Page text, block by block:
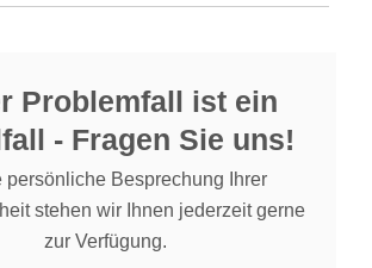
Problemfall ist ein
- Fragen Sie uns!
persönliche Besprechung Ihrer
stehen wir Ihnen jederzeit gerne
zur Verfügung.